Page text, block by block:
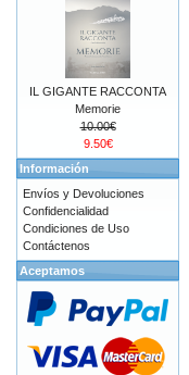
IL GIGANTE RACCONTA
Memorie
10.00€
9.50€
Información
Envíos y Devoluciones
Confidencialidad
Condiciones de Uso
Contáctenos
Aceptamos